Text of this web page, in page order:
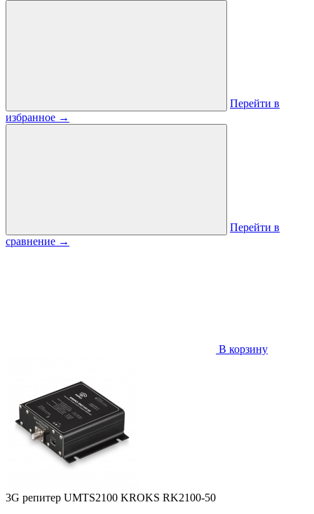
Перейти в
избранное →
Перейти в
сравнение →
В корзину
3G репитер UMTS2100 KROKS RK2100-50